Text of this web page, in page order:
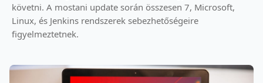
követni. A mostani update során összesen 7, Microsoft,
Linux, és Jenkins rendszerek sebezhetőségeire
figyelmeztetnek.